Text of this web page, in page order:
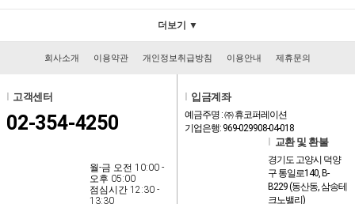
더보기 ▼
회사소개 이용약관 개인정보취급방침 이용안내 제휴문의
고객센터
02-354-4250
월-금 오전 10:00 -
오후 05:00
점심시간 12:30 -
13:30
입금계좌
예금주명 : ㈜ 휴코퍼레이션
기업은행: 969-029908-04-018
교환 및 환불
경기도 고양시 덕양
구 통일로140, B-
B229 (동산동, 삼송테
크노밸리)